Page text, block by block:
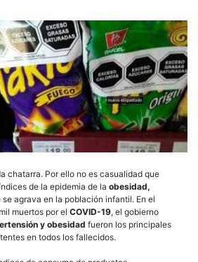
chatarra. Por ello no es casualidad que
de la epidemia de la obesidad,
se agrava en la población infantil. En el
muertos por el COVID-19, el gobierno
y obesidad fueron los principales
en todos los fallecidos.